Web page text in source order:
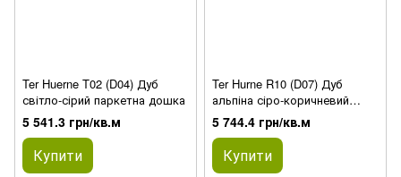
Ter Huerne T02 (D04) Дуб
світло-сірий паркетна дошка
5 541.3 грн/кв.м
Купити
Ter Hurne R10 (D07) Дуб
альпіна сіро-коричневий
паркетна дошка
5 744.4 грн/кв.м
Купити